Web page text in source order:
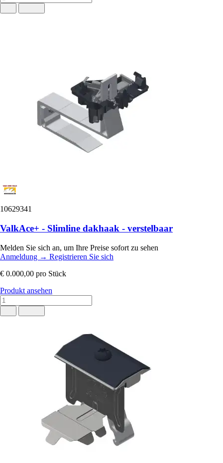
10629341
ValkAce+ - Slimline dakhaak - verstelbaar
Melden Sie sich an, um Ihre Preise sofort zu sehen
Anmeldung → Registrieren Sie sich
€ 0.000,00 pro Stück
Produkt ansehen